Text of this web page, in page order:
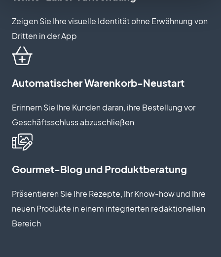
Zeigen Sie Ihre visuelle Identität ohne Erwähnung von
Dritten in der App
Automatischer Warenkorb-Neustart
Erinnern Sie Ihre Kunden daran, ihre Bestellung vor
Geschäftsschluss abzuschließen
Gourmet-Blog und Produktberatung
Präsentieren Sie Ihre Rezepte, Ihr Know-how und Ihre
neuen Produkte in einem integrierten redaktionellen
Bereich